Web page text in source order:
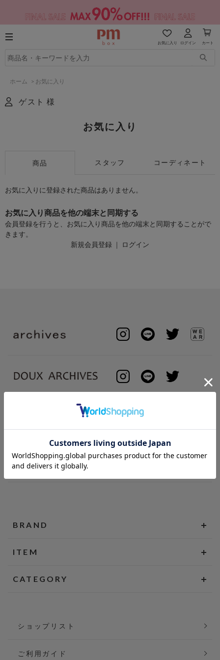
お気に入り ログイン カート
ホーム > お気に入り
ゲスト 様
お気に入り
商品 スタッフ コーディネート
お気に入りに登録された商品はありません。
お気に入り商品を他の端末と同期する
会員登録を行うと、お気に入り商品を他の端末と同期することがで
きます。
新規会員登録 ｜ ログイン
BRAND
ITEM
CATEGORY
ショップリスト
ご利用ガイド